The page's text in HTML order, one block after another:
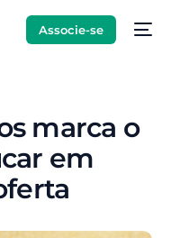
Associe-se
marca o
em